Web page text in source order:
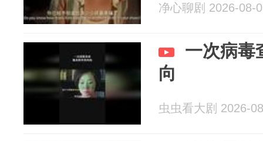
净心聊剧 2026-08-
一次病毒
向
虫虫看大剧 2026-